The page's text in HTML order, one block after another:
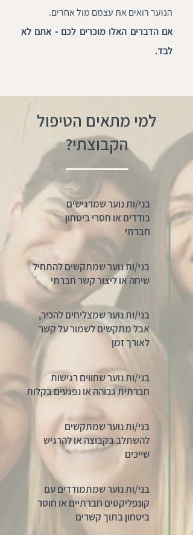
הנוער רואים את עצמם מול אחרים.
אם הדברים האלו מוכרים לכם - אתם לא
לבד.
למי מתאים הטיפול
הקבוצתי?
בני/ות נוער שמרגישים
בודדים או חסרי ביטחון
חברתי
בני/ות נוער שמתקשים להתחיל
שיחה או ליצור קשר חברתי
בני/ות נוער שמצליחים להכיר,
אבל מתקשים לשמור על קשר
לאורך זמן
בני/ות נוער שחווים רגישות
חברתית גבוהה או נפגעים בקלות
בני/ות נוער שמתקשים
להשתלב בקבוצה או להרגיש
שייכים
בני/ות נוער שמתמודדים עם
קונפליקטים חברתיים או חוסר
ביטחון בתוך קשרים